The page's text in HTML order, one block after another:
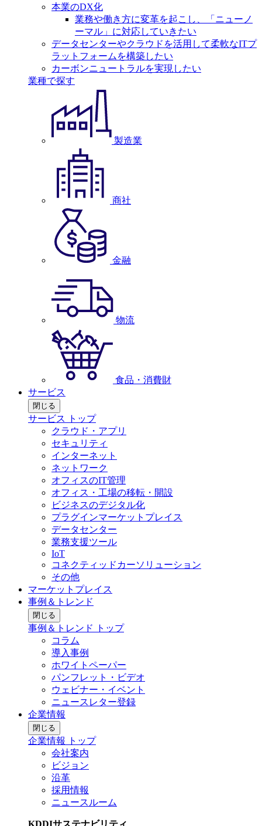
本業のDX化
業務や働き方に変革を起こし、「ニューノ
ーマル」に対応していきたい
データセンターやクラウドを活用して柔軟なITプ
ラットフォームを構築したい
カーボンニュートラルを実現したい
業種で探す
製造業
商社
金融
物流
食品・消費財
サービス
閉じる
サービス トップ
クラウド・アプリ
セキュリティ
インターネット
ネットワーク
オフィスのIT管理
オフィス・工場の移転・開設
ビジネスのデジタル化
プラグインマーケットプレイス
データセンター
業務支援ツール
IoT
コネクティッドカーソリューション
その他
マーケットプレイス
事例＆トレンド
閉じる
事例＆トレンド トップ
コラム
導入事例
ホワイトペーパー
パンフレット・ビデオ
ウェビナー・イベント
ニュースレター登録
企業情報
閉じる
企業情報 トップ
会社案内
ビジョン
沿革
採用情報
ニュースルーム
KDDIサステナビリティ